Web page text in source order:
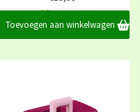
Op voorraad
Toevoegen aan winkelwagen